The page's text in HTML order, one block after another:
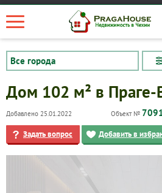
Дом 102 м² в Праге-
Добавлено 25.01.2022 Объект №
Задать вопрос Добавить в